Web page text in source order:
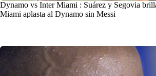
Dynamo vs Inter Miami : Suárez y Segovia
Miami aplasta al Dynamo sin Messi